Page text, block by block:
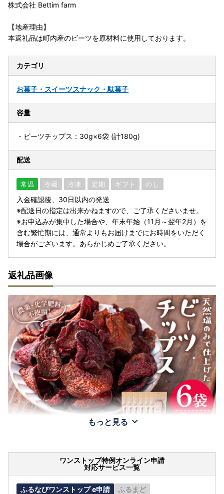
株式会社 Bettim farm
【地産理由】
本返礼品は町内産のビーツを原材料に使用しております。
カテゴリ
お菓子・スイーツスナック・駄菓子
容量
・ビーツチップス：30g×6袋 (計180g)
配送
常温 冷蔵 冷凍 定期 ギフト のし
入金確認後、30日以内の発送
※配送日の指定は出来かねますので、ご了承くださいませ。
※お申込みが集中した場合や、年末年始（11月～翌年2月）を
含む繁忙期には、通常よりもお届けまでにお時間をいただく
場合がございます。あらかじめご了承ください。
返礼品画像
もっと見る
ワンストップ特例オンライン申請
対応サービス一覧
ふるなびワンストップ e申請 ふるまど